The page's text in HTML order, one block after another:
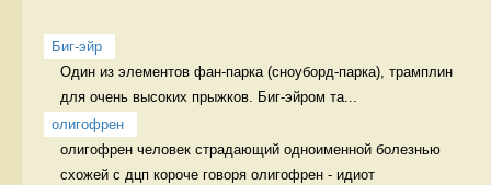
Биг-эйр
Один из элементов фан-парка (сноуборд-парка), трамплин
для очень высоких прыжков. Биг-эйром та...
олигофрен
олигофрен человек страдающий одноименной болезнью
схожей с дцп короче говоря олигофрен - идиот